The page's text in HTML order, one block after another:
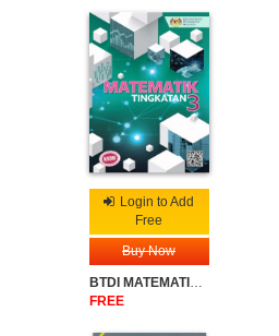
Login to Add
Free
Buy Now
BTDI MATEMATIK TINGKATAN 3
FREE